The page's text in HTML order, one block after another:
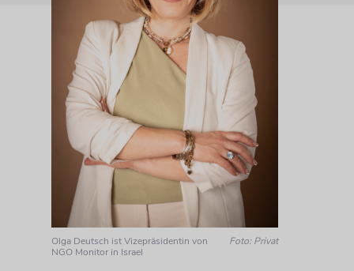
Olga Deutsch ist Vizepräsidentin von
NGO Monitor in Israel
Foto: Privat